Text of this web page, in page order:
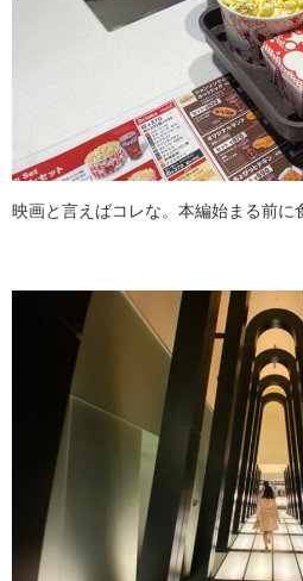
映画と言えばコレな。本編始まる前に